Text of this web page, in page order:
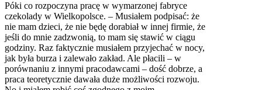
Póki co rozpoczyna pracę w wymarzonej fabryce
czekolady w Wielkopolsce. – Musiałem podpisać: że
nie mam dzieci, że nie będę dorabiał w innej firmie, że
jeśli do mnie zadzwonią, to mam się stawić w ciągu
godziny. Raz faktycznie musiałem przyjechać w nocy,
jak była burza i zalewało zakład. Ale płacili – w
porównaniu z innymi pracodawcami – dość dobrze, a
praca teoretycznie dawała duże możliwości rozwoju.